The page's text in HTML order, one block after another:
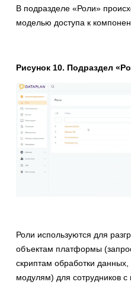
В подразделе «Роли»
моделью доступа к
Рисунок 10. Подраздел
Роли используются для
объектам платформы
скриптам обработки
модулям) для сотрудников